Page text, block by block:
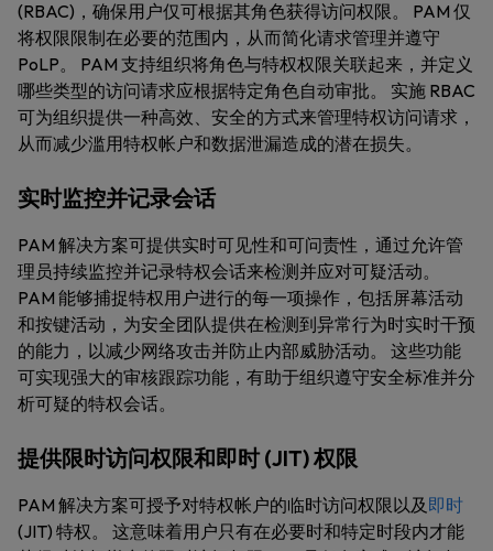
(RBAC)，确保用户仅可根据其角色获得访问权限。 PAM 仅
将权限限制在必要的范围内，从而简化请求管理并遵守
PoLP。 PAM 支持组织将角色与特权权限关联起来，并定义
哪些类型的访问请求应根据特定角色自动审批。 实施 RBAC
可为组织提供一种高效、安全的方式来管理特权访问请求，
从而减少滥用特权帐户和数据泄漏造成的潜在损失。
实时监控并记录会话
PAM 解决方案可提供实时可见性和可问责性，通过允许管
理员持续监控并记录特权会话来检测并应对可疑活动。
PAM 能够捕捉特权用户进行的每一项操作，包括屏幕活动
和按键活动，为安全团队提供在检测到异常行为时实时干预
的能力，以减少网络攻击并防止内部威胁活动。 这些功能
可实现强大的审核跟踪功能，有助于组织遵守安全标准并分
析可疑的特权会话。
提供限时访问权限和即时 (JIT) 权限
PAM 解决方案可授予对特权帐户的临时访问权限以及 即时
(JIT) 特权。 这意味着用户只有在必要时和特定时段内才能